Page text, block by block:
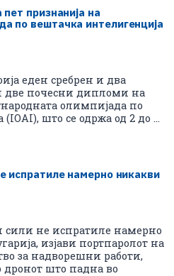
пет признанија на
по вештачка интелигенција
еден сребрен и два
две почесни дипломи на
олимпијада по
што се одржа од 2 до ...
испратиле намерно никакви
сили не испратиле намерно
изјави портпаролот на
за надворешни работи,
дронот што падна во